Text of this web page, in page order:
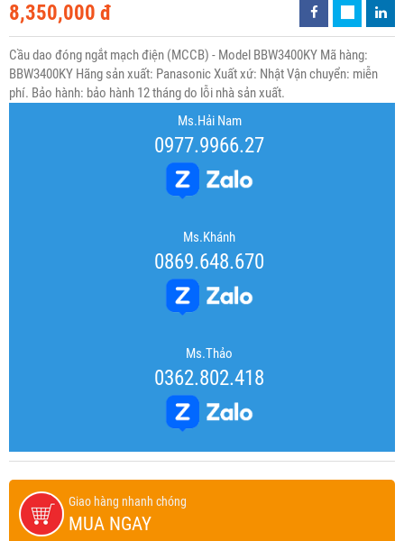
8,350,000 đ
Cầu dao đóng ngắt mạch điện (MCCB) - Model BBW3400KY Mã hàng:
BBW3400KY Hãng sản xuất: Panasonic Xuất xứ: Nhật Vận chuyển: miễn
phí. Bảo hành: bảo hành 12 tháng do lỗi nhà sản xuất.
Ms.Hải Nam
0977.9966.27
Ms.Khánh
0869.648.670
Ms.Thảo
0362.802.418
Giao hàng nhanh chóng
MUA NGAY